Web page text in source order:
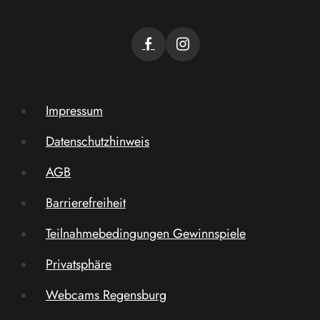
Impressum
Datenschutzhinweis
AGB
Barrierefreiheit
Teilnahmebedingungen Gewinnspiele
Privatsphäre
Webcams Regensburg